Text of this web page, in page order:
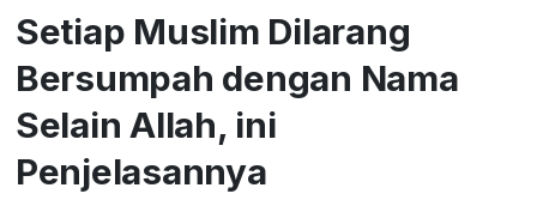
Setiap Muslim Dilarang
Bersumpah dengan Nama
Selain Allah, ini
Penjelasannya